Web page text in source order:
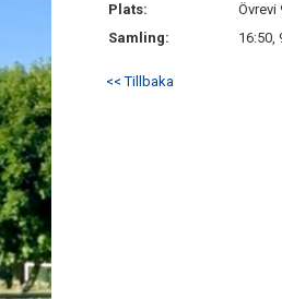
Plats:
Övrevi
Samling:
16:50,
<< Tillbaka